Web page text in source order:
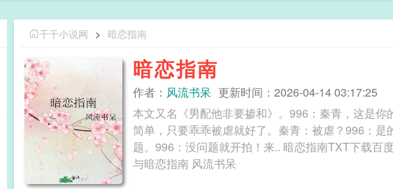
千千小说网 > 暗恋指南
暗恋指南
作者： 风流书呆 更新时间：2026-04-14 03:17:25
本文又名《男配他非要掺和》。996：秦青，这是
简单，只要乖乖被虐就好了。秦青：被虐？996：
题。996：没问题就开拍！来.. 暗恋指南TXT下载百度云 暗恋指南讲的什么 lol暗恋指南小说 HP魔法
与暗恋指南 风流书呆